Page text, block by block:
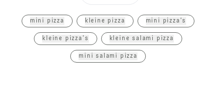
mini pizza kleine pizza mini pizza's
kleine pizza's kleine salami pizza
mini salami pizza